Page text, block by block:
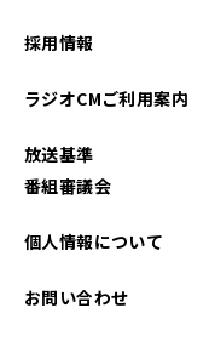
採用情報
ラジオCMご利用案内
放送基準
番組審議会
個人情報について
お問い合わせ